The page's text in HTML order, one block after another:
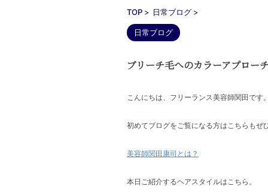
TOP > 日常ブログ >
日常ブログ
ブリーチ毛へのカラーアプロー
こんにちは、フリーランス美容師関田です
初めてブログをご覧になる方はこちらもぜ
美容師関田康司とは？
本日ご紹介するヘアスタイルはこちら。